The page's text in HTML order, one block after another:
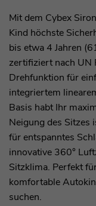
Mit dem Cybex
Kind höchste
bis etwa 4 Jahren
zertifiziert nach UN
Drehfunktion für
integriertem
Basis habt Ihr
Neigung des Sitzes
für entspanntes
innovative 360°
Sitzklima. Perfekt
komfortable
suchen.